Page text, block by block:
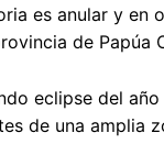
es anular y en
de Papúa
eclipse del
de una amplia